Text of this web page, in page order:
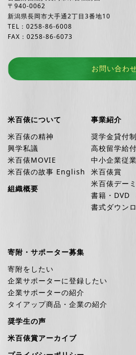
〒940-0062
新潟県長岡市大手通2丁目3番地10
TEL：0258-86-6008
FAX：0258-86-6073
お問い合わ
米百俵について
米百俵の精神
興学私議
米百俵MOVIE
米百俵の故事 English
組織概要
事業紹介
奨学金貸付
高校留学給
中小企業従
米百俵賞
米百俵デー
書籍・DVD
書式ダウン
寄附・サポーター募集
寄附をしたい
企業サポーターに登録したい
企業サポーターの紹介
タイアップ商品・企業の紹介
奨学生の声
米百俵賞アーカイブ